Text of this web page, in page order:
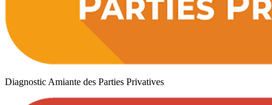
Diagnostic Amiante des Parties Privatives